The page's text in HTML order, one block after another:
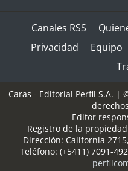
Canales RSS
Privacidad
Equipo
Caras - Editorial Perfil S.A. |
Editor
Registro de la
Dirección: California 2715,
Teléfono: (+5411) 7091-